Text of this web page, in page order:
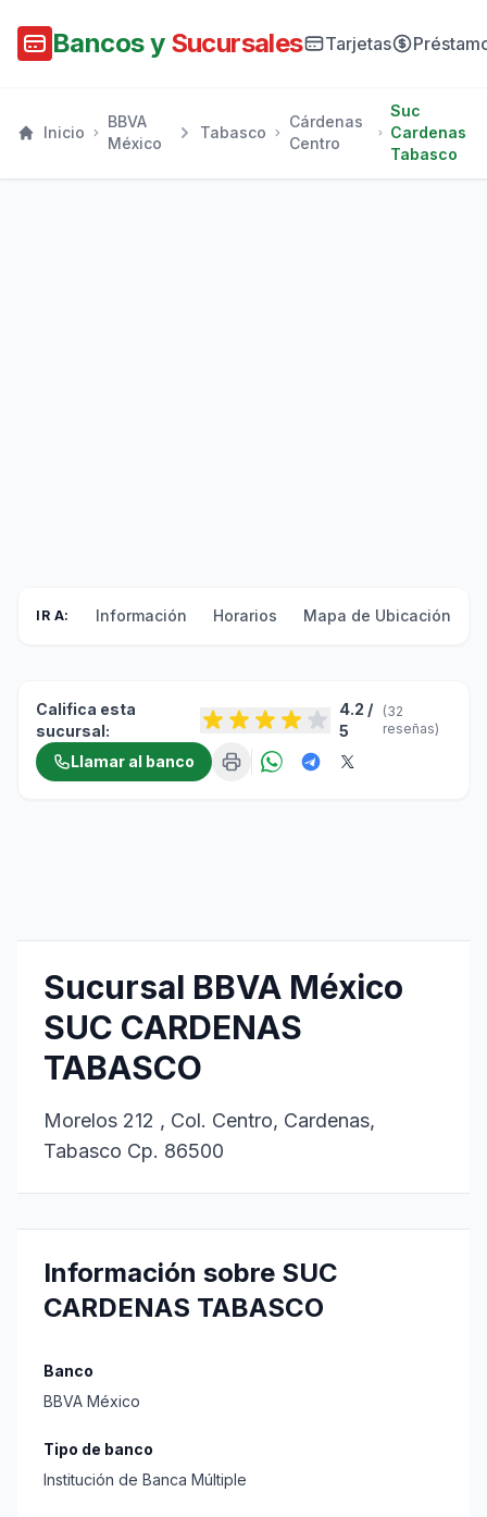
Bancos y Sucursales Tarjetas
Inicio
BBVA
México
Tabasco
Cárdenas
Centro
Suc
Cardenas
Tabasco
IR A: Información Horarios Mapa de Ubicación
Califica esta
sucursal:
4.2 /
5
(32
reseñas)
Llamar al banco
Sucursal BBVA México
SUC CARDENAS
TABASCO
Morelos 212 , Col. Centro, Cardenas,
Tabasco Cp. 86500
Información sobre SUC
CARDENAS TABASCO
Banco
BBVA México
Tipo de banco
Institución de Banca Múltiple